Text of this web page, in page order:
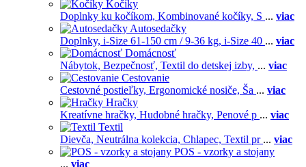
Kočíky
Doplnky ku kočíkom, Kombinované kočíky, S ... viac
Autosedačky
Doplnky, i-Size 61-150 cm / 9-36 kg, i-Size 40 ... viac
Domácnosť
Nábytok, Bezpečnosť, Textil do detskej izby, ... viac
Cestovanie
Cestovné postieľky, Ergonomické nosiče, Ša ... viac
Hračky
Kreatívne hračky, Hudobné hračky, Penové p ... viac
Textil
Dievča, Neutrálna kolekcia, Chlapec, Textil pr ... viac
POS - vzorky a stojany
... viac